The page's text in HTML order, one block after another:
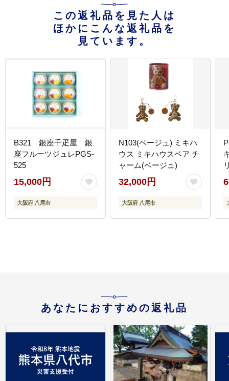
この返礼品を見た人は
ほかにこんな返礼品を
見ています。
B321 銀座千疋屋 銀
座フルーツジュレPGS-
525
15,000円
大阪府 八尾市
N103(ベージュ) ミキハ
ウス ミキハウスベア チ
ャーム(ベージュ)
32,000円
大阪府 八尾市
あなたにおすすめの返礼品